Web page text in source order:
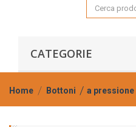
CATEGORIE
Home Bottoni a pressione